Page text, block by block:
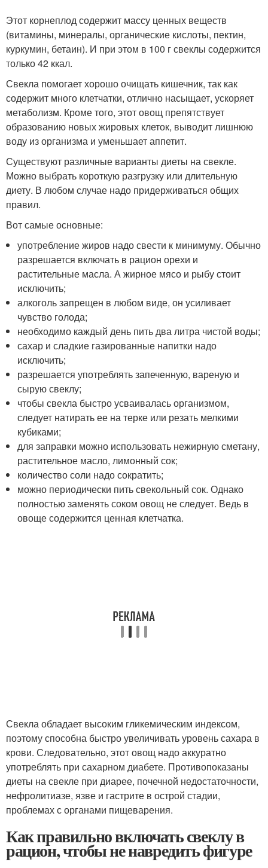
Этот корнеплод содержит массу ценных веществ
(витамины, минералы, органические кислоты, пектин,
куркумин, бетаин). И при этом в 100 г свеклы содержится
только 42 ккал.
Свекла помогает хорошо очищать кишечник, так как
содержит много клетчатки, отлично насыщает, ускоряет
метаболизм. Кроме того, этот овощ препятствует
образованию новых жировых клеток, выводит лишнюю
воду из организма и уменьшает аппетит.
Существуют различные варианты диеты на свекле.
Можно выбрать короткую разгрузку или длительную
диету. В любом случае надо придерживаться общих
правил.
Вот самые основные:
употребление жиров надо свести к минимуму. Обычно
разрешается включать в рацион орехи и
растительные масла. А жирное мясо и рыбу стоит
исключить;
алкоголь запрещен в любом виде, он усиливает
чувство голода;
необходимо каждый день пить два литра чистой воды;
сахар и сладкие газированные напитки надо
исключить;
разрешается употреблять запеченную, вареную и
сырую свеклу;
чтобы свекла быстро усваивалась организмом,
следует натирать ее на терке или резать мелкими
кубиками;
для заправки можно использовать нежирную сметану,
растительное масло, лимонный сок;
количество соли надо сократить;
можно периодически пить свекольный сок. Однако
полностью заменять соком овощ не следует. Ведь в
овоще содержится ценная клетчатка.
Свекла обладает высоким гликемическим индексом,
поэтому способна быстро увеличивать уровень сахара в
крови. Следовательно, этот овощ надо аккуратно
употреблять при сахарном диабете. Противопоказаны
диеты на свекле при диарее, почечной недостаточности,
нефролитиазе, язве и гастрите в острой стадии,
проблемах с органами пищеварения.
Как правильно включать свеклу в
рацион, чтобы не навредить фигуре